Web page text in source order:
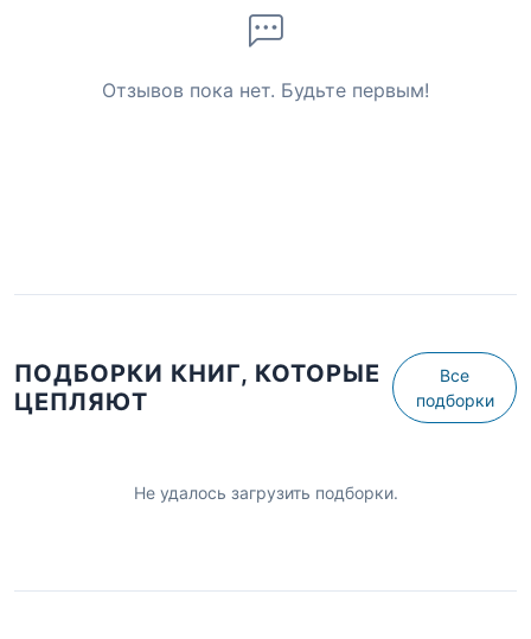
Отзывов пока нет. Будьте первым!
ПОДБОРКИ КНИГ, КОТОРЫЕ
ЦЕПЛЯЮТ
Все
подборки
Не удалось загрузить подборки.